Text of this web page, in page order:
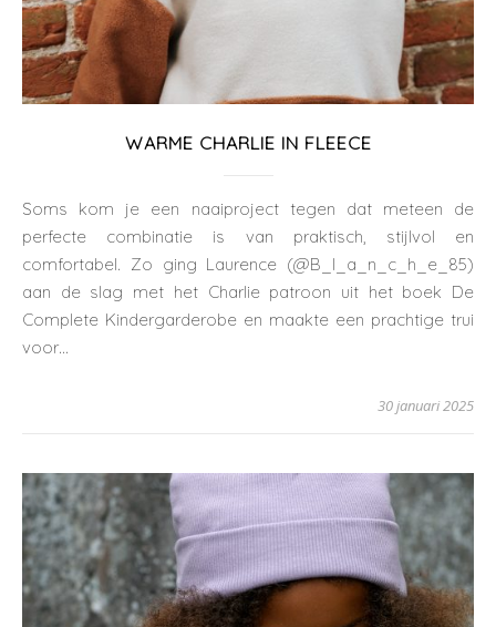
WARME CHARLIE IN FLEECE
Soms kom je een naaiproject tegen dat meteen de
perfecte combinatie is van praktisch, stijlvol en
comfortabel. Zo ging Laurence (@B_l_a_n_c_h_e_85)
aan de slag met het Charlie patroon uit het boek De
Complete Kindergarderobe en maakte een prachtige trui
voor…
30 januari 2025